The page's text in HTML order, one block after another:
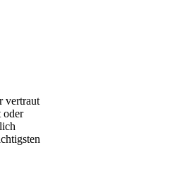
vertraut
oder